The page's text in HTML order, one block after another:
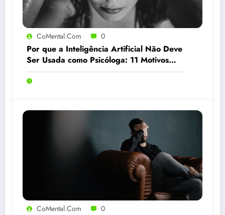
CoMental.com 0
Por que a Inteligência Artificial Não Deve
Ser Usada como Psicóloga: 11 Motivos
Fundamentais e um Caso Real Alarmante
CoMental.com 0